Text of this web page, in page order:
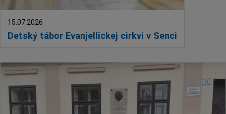
Detský tábor Evanjellickej cirkvi v Senci
15.07.2026